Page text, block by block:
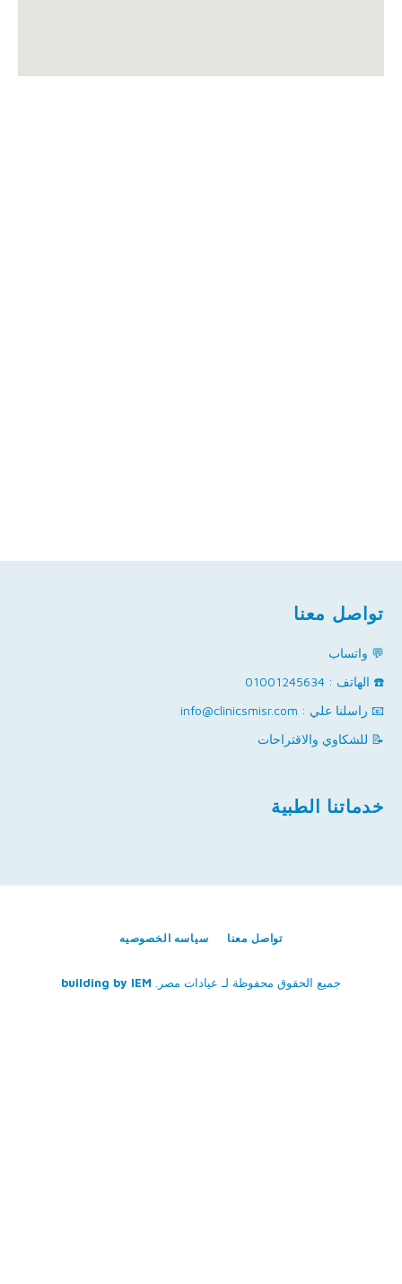
تواصل معنا
💬 واتساب
☎️ الهاتف : 01001245634
📧 راسلنا علي : info@clinicsmisr.com
📝 للشكاوي والاقتراحات
خدماتنا الطبية
تواصل معنا سياسه الخصوصيه
جميع الحقوق محفوظة لـ عيادات مصر building by IEM